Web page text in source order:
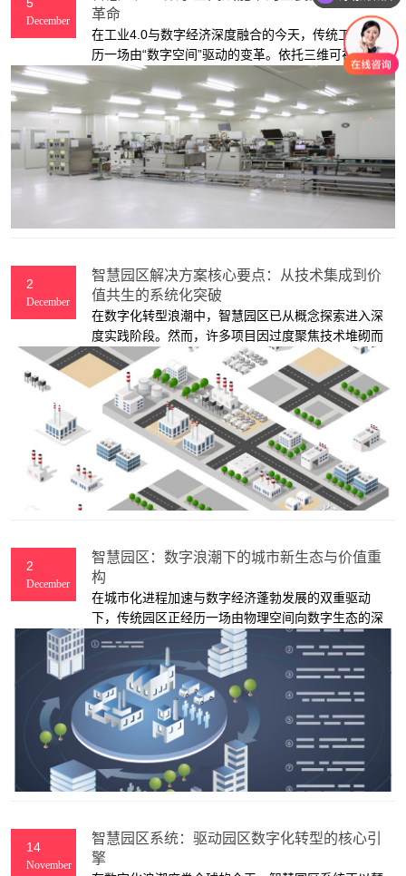
December
革命
在工业4.0与数字经济深度融合的今天，传统工厂正经
历一场由“数字空间”驱动的变革。依托三维可视化建
模、物联网感知网络与大数据分析技术，智慧工厂通
过构建虚拟与现实深度映射的数字孪生体系，实现了
生产全流程的透明化管控、资源动态优化与决策智能
化。
2
December
智慧园区解决方案核心要点：从技术集成到价
值共生的系统化突破
在数字化转型浪潮中，智慧园区已从概念探索进入深
度实践阶段。然而，许多项目因过度聚焦技术堆砌而
陷入"智能孤岛"困境，或因忽视实际需求导致"叫好不
叫座"。真正的智慧园区解决方案需要突破技术表象，
构建"技术-场景-生态"三位一体的价值闭环。
2
December
智慧园区：数字浪潮下的城市新生态与价值重
构
在城市化进程加速与数字经济蓬勃发展的双重驱动
下，传统园区正经历一场由物理空间向数字生态的深
刻转型。智慧园区作为这一转型的核心载体，不仅承
载着产业升级的使命，更成为城市智慧化管理的微观
样本。
14
November
智慧园区系统：驱动园区数字化转型的核心引
擎